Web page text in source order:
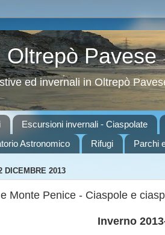
Pavese
ed invernali in Oltrepò
Escursioni invernali - Ciaspolate
Astronomico Rifugi Parchi
DICEMBRE 2013
Monte Penice - Ciaspole e
Inverno